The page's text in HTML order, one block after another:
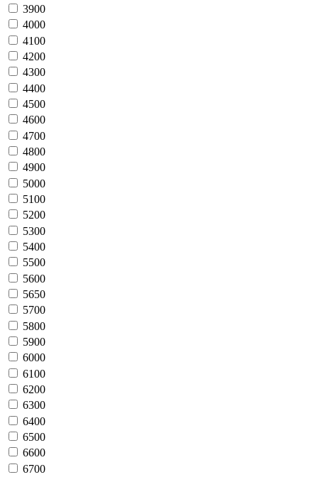
3900
4000
4100
4200
4300
4400
4500
4600
4700
4800
4900
5000
5100
5200
5300
5400
5500
5600
5650
5700
5800
5900
6000
6100
6200
6300
6400
6500
6600
6700